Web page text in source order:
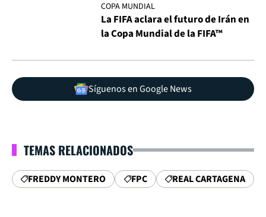
COPA MUNDIAL
La FIFA aclara el futuro de Irán en
la Copa Mundial de la FIFA™
Síguenos en Google News
TEMAS RELACIONADOS
FREDDY MONTERO FPC REAL CARTAGENA